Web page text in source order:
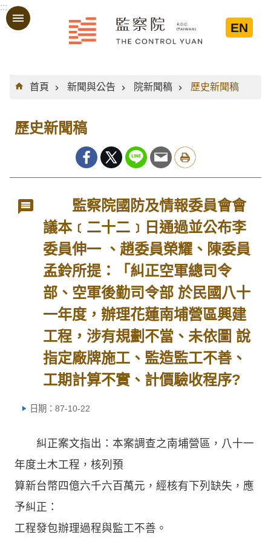
跳到主要內容區塊
:::
EN
:::
首頁
新聞與公告 院新聞稿 歷史新聞稿
歷史新聞稿
監察院國防及情報委員會會
議本﹝二十二﹞日通過並公布李
委員伸一 、趙委員榮耀、陳委員
孟鈴所提：「糾正空軍總司令
部、空軍後勤司令部 於民國八十
一年度，辦理花蓮南埔營區興建
工程，涉有規劃不當、未依圖 說
指定廠牌施工、監造監工不善、
工期計算不實、計價驗收程序?
日期：87-10-22
糾正案文指出：本案調查之南埔營區，八十一
年度土木工程，核列預
算新台幣四億六千六百萬元，經核有下列缺失，應
予糾正：
工程發包辦理過程與監工不善。